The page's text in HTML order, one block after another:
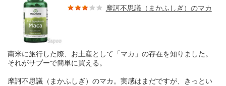
摩訶不思議（まかふしぎ）のマカ
南米に旅行した際、お土産として「マカ」の存在を知りました。
それがサプーで簡単に買える。
摩訶不思議（まかふしぎ）のマカ。実感はまだですが、きっとい